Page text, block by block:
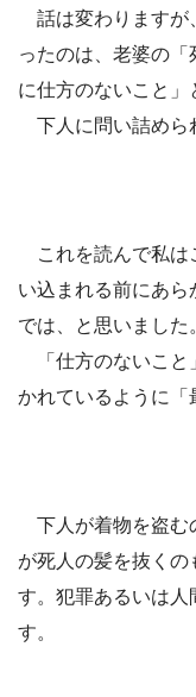
話は変わりますが
ったのは、老婆の
に仕方のないこと」
下人に問い詰めら
これを読んで私は
い込まれる前にあ
では、と思いました
「仕方のないこと
かれているように「
下人が着物を盗む
が死人の髪を抜く
す。犯罪あるいは人
す。